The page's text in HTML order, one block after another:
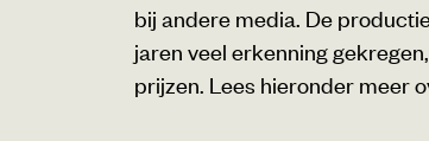
bij andere media. De
jaren veel erkenning
prijzen. Lees hieronder meer